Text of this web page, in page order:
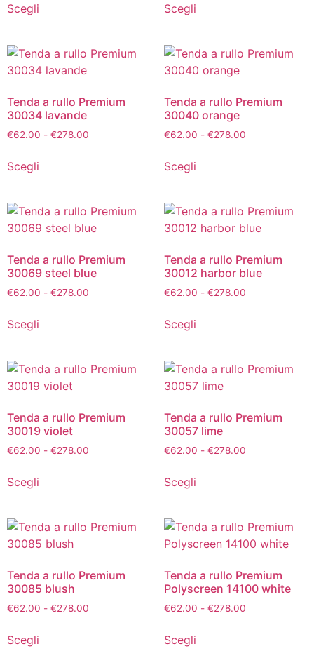
Scegli Scegli
Tenda a rullo Premium
30034 lavande
€62.00 - €278.00
Scegli
Tenda a rullo Premium
30040 orange
€62.00 - €278.00
Scegli
Tenda a rullo Premium
30069 steel blue
€62.00 - €278.00
Scegli
Tenda a rullo Premium
30012 harbor blue
€62.00 - €278.00
Scegli
Tenda a rullo Premium
30019 violet
€62.00 - €278.00
Scegli
Tenda a rullo Premium
30057 lime
€62.00 - €278.00
Scegli
Tenda a rullo Premium
30085 blush
€62.00 - €278.00
Scegli
Tenda a rullo Premium
Polyscreen 14100 white
€62.00 - €278.00
Scegli